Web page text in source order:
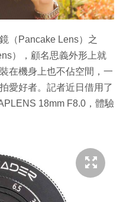
（Pancake Lens）之
），顧名思義外形上就
在機身上也不佔空間，一
愛好者。記者近日借用了
18mm F8.0，體驗